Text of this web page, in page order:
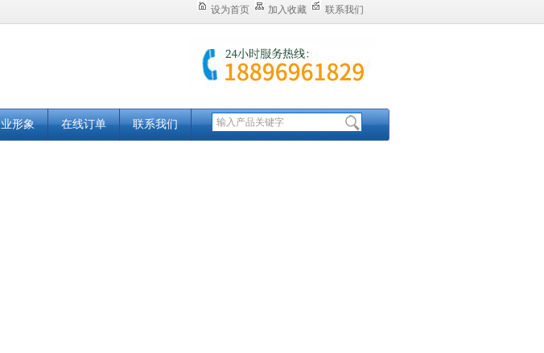
设为首页 加入收藏 联系我们
形象 在线订单 联系我们